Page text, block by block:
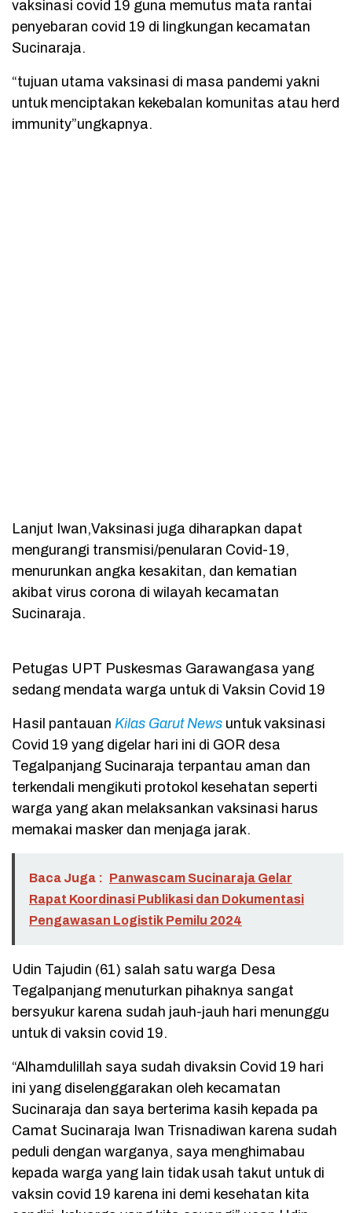
vaksinasi covid 19 guna memutus mata rantai
penyebaran covid 19 di lingkungan kecamatan
Sucinaraja.
“tujuan utama vaksinasi di masa pandemi yakni
untuk menciptakan kekebalan komunitas atau herd
immunity”ungkapnya.
Lanjut Iwan,Vaksinasi juga diharapkan dapat
mengurangi transmisi/penularan Covid-19,
menurunkan angka kesakitan, dan kematian
akibat virus corona di wilayah kecamatan
Sucinaraja.
Petugas UPT Puskesmas Garawangasa yang
sedang mendata warga untuk di Vaksin Covid 19
Hasil pantauan Kilas Garut News untuk vaksinasi
Covid 19 yang digelar hari ini di GOR desa
Tegalpanjang Sucinaraja terpantau aman dan
terkendali mengikuti protokol kesehatan seperti
warga yang akan melaksankan vaksinasi harus
memakai masker dan menjaga jarak.
Baca Juga : Panwascam Sucinaraja Gelar
Rapat Koordinasi Publikasi dan Dokumentasi
Pengawasan Logistik Pemilu 2024
Udin Tajudin (61) salah satu warga Desa
Tegalpanjang menuturkan pihaknya sangat
bersyukur karena sudah jauh-jauh hari menunggu
untuk di vaksin covid 19.
“Alhamdulillah saya sudah divaksin Covid 19 hari
ini yang diselenggarakan oleh kecamatan
Sucinaraja dan saya berterima kasih kepada pa
Camat Sucinaraja Iwan Trisnadiwan karena sudah
peduli dengan warganya, saya menghimabau
kepada warga yang lain tidak usah takut untuk di
vaksin covid 19 karena ini demi kesehatan kita